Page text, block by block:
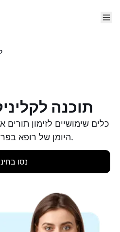
תוכנה
כלים שימושיים לזימון תורים
היומן של רופא בפרקטיקה פרטית.
נסו